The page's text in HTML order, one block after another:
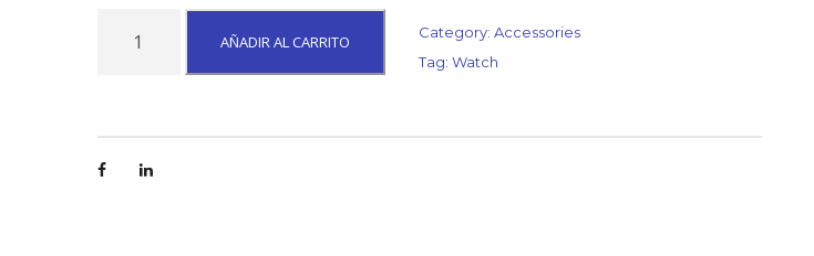
i
g
i
a
t
u
a
e
m
a
AÑADIR AL CARRITO Category: Accessories
Tag: Watch